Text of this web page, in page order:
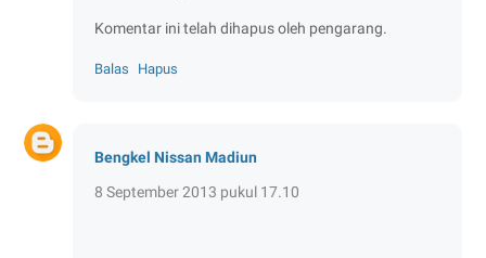
Komentar ini telah dihapus oleh pengarang.
Balas Hapus
Bengkel Nissan Madiun
8 September 2013 pukul 17.10